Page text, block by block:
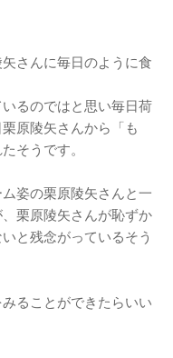
さんに毎日のように食
るのではと思い毎日荷
原陵矢さんから「も
そうです。
姿の栗原陵矢さんと一
栗原陵矢さんが恥ずか
と残念がっているそう
ることができたらいい